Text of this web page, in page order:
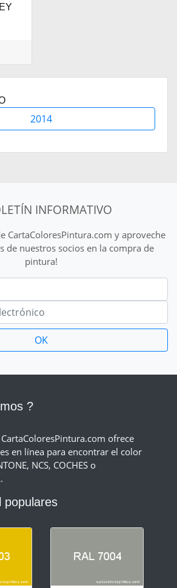
2014
INFORMATIVO
CartaColoresPintura.com y aproveche
de nuestros socios en la compra de
pintura!
?
ofrece
en línea para encontrar el color
NCS, COCHES o
populares